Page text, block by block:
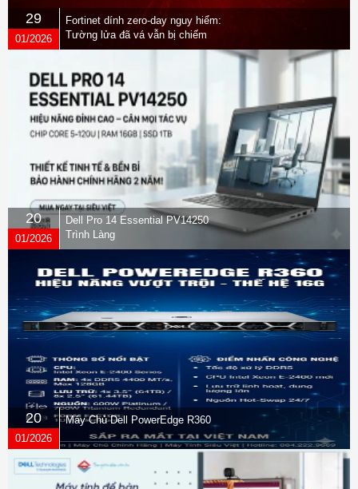
29
01/2026
Fortinet dính zero-day nguy hiểm:
Tường lửa đã vá vẫn bị chiếm
quyền
20
01/2026
Dell Pro 14 Essential PV14250
Trình Làng
20
01/2026
Máy Chủ Dell PowerEdge R360